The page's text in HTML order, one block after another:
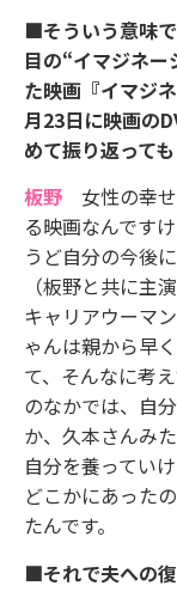
■そういう意味
目の“イマジネ
た映画『イマジ
月23日に映画の
めて振り返っても
板野 女性の幸
る映画なんです
うど自分の今後
（板野と共に主
キャリアウーマ
ゃんは親から早
て、そんなに考
のなかでは、自
か、久本さんみ
自分を養ってい
どこかにあった
たんです。
■それで夫への復